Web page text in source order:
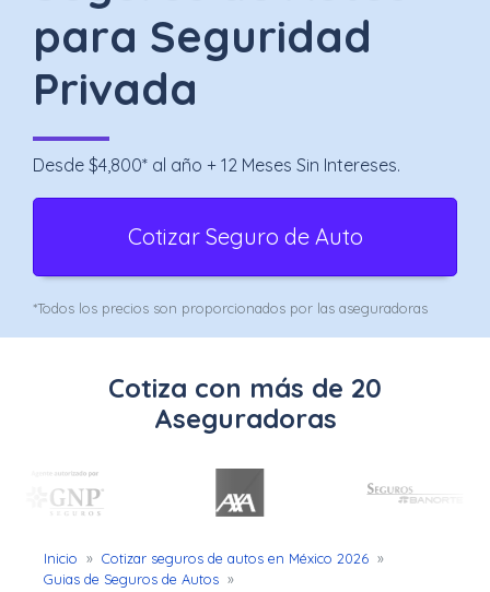
Uber
–
Chofer
App
Seguro
Gastos
Médicos
para Seguridad
Privada
Desde $4,800* al año + 12 Meses Sin Intereses.
Cotizar Seguro de Auto
*Todos los precios son proporcionados por las aseguradoras
Cotiza con más de 20
Aseguradoras
Inicio » Cotizar seguros de autos en México 2026 »
Guias de Seguros de Autos »